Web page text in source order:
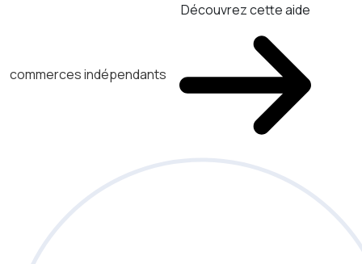
commerces indépendants
Découvrez cette aide